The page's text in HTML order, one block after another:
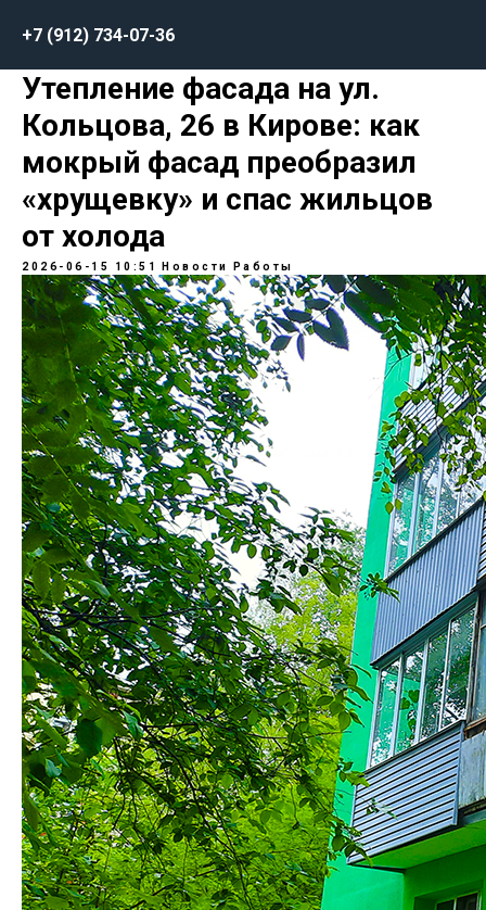
+7 (912) 734-07-36
Утепление фасада на ул.
Кольцова, 26 в Кирове: как
мокрый фасад преобразил
«хрущевку» и спас жильцов
от холода
2026-06-15 10:51 Новости Работы